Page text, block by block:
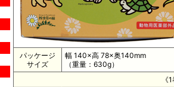
パッケージ
サイズ
幅 140×高 78×奥140mm
（重量：630g）
《